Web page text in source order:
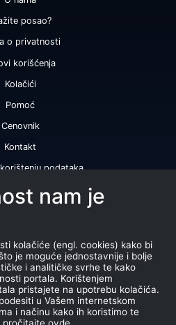
posao?
o privatnosti
korišćenja
Kolačići
Pomoć
Cenovnik
Kontakt
podataka
usluge
izveštaj
izvrsnosti
Proizvodi
sa registrom APR
nam je
kolačiće (engl. cookies) kako bi
je moguće jednostavnije i bolje
i analitičke svrhe te kako
portala. Korištenjem
pristajete na upotrebu kolačića.
u Vašem internetskom
i načinu kako ih koristimo te